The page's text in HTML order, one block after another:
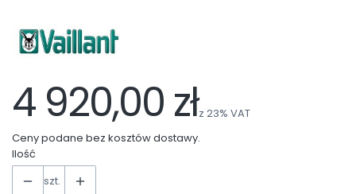
4 920,00 złz 23% VAT
Ceny podane bez kosztów dostawy.
Ilość
szt.